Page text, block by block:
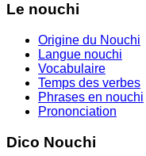
Le nouchi
Origine du Nouchi
Langue nouchi
Vocabulaire
Temps des verbes
Phrases en nouchi
Prononciation
Dico Nouchi